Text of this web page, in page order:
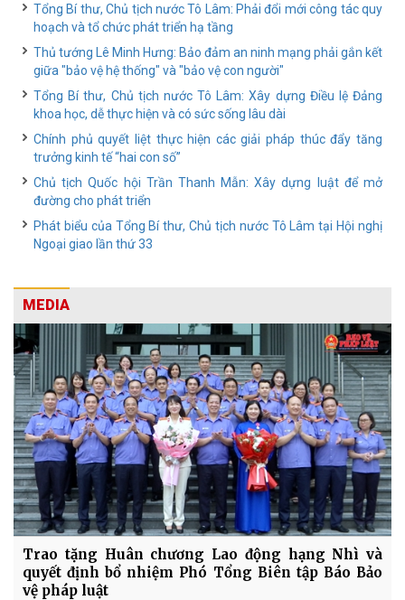
Tổng Bí thư, Chủ tịch nước Tô Lâm: Phải đổi mới công tác quy
hoạch và tổ chức phát triển hạ tầng
Thủ tướng Lê Minh Hưng: Bảo đảm an ninh mạng phải gắn kết
giữa "bảo vệ hệ thống" và "bảo vệ con người"
Tổng Bí thư, Chủ tịch nước Tô Lâm: Xây dựng Điều lệ Đảng
khoa học, dễ thực hiện và có sức sống lâu dài
Chính phủ quyết liệt thực hiện các giải pháp thúc đẩy tăng
trưởng kinh tế “hai con số”
Chủ tịch Quốc hội Trần Thanh Mẫn: Xây dựng luật để mở
đường cho phát triển
Phát biểu của Tổng Bí thư, Chủ tịch nước Tô Lâm tại Hội nghị
Ngoại giao lần thứ 33
MEDIA
Trao tặng Huân chương Lao động hạng Nhì và
quyết định bổ nhiệm Phó Tổng Biên tập Báo Bảo
vệ pháp luật